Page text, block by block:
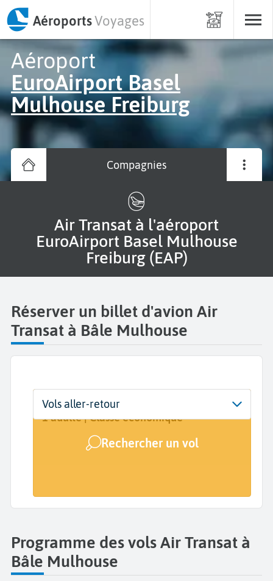
AéroportsVoyages
Aéroport
EuroAirport Basel
Mulhouse Freiburg
Compagnies
Air Transat à l'aéroport
EuroAirport Basel Mulhouse
Freiburg (EAP)
Réserver un billet d'avion Air
Transat à Bâle Mulhouse
Départ
EuroAirport Basel Mulhouse Freiburg
Dates
Dates de votre voyage
Voyageurs | Classe
1 adulte | Classe économique
Rechercher un vol
Vols aller-retour
Programme des vols Air Transat à
Bâle Mulhouse